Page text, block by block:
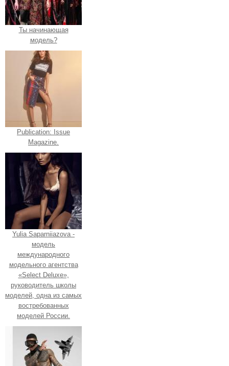
Ты начинающая
модель?
Publication: Issue
Magazine.
Yulia Saparniiazova -
модель
международного
модельного агентства
«Select Deluxe»,
руководитель школы
моделей, одна из самых
востребованных
моделей России.